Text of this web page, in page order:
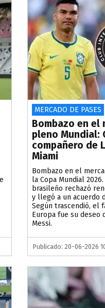
MERCADO DE PASES
Bombazo en el
pleno Mundial:
compañero de
Miami
Bombazo en el
la Copa Mundial
brasileño rechazó
y llegó a un acuerdo
Según trascendió, el
Europa fue su
Messi.
Publicado: 20-06-2026